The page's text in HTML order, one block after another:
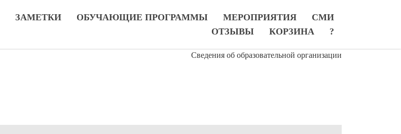
ЗАМЕТКИ ОБУЧАЮЩИЕ ПРОГРАММЫ МЕРОПРИЯТИЯ
СМИ
ОТЗЫВЫ
КОРЗИНА ?
Сведения об образовательной организации